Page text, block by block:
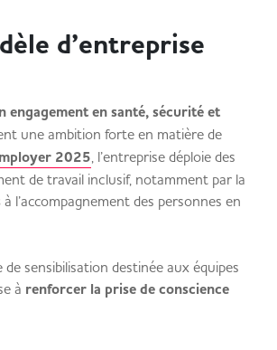
d’entreprise
engagement en santé, sécurité et
une ambition forte en matière de
2025, l’entreprise déploie des
de travail inclusif, notamment par la
à l’accompagnement des personnes en
sensibilisation destinée aux équipes
à renforcer la prise de conscience